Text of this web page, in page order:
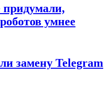
придумали,
умнее
замену Telegram